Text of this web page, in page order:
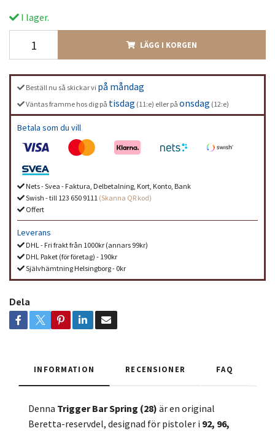
I lager.
LÄGG I KORGEN
Beställ nu så skickar vi på måndag
Väntas framme hos dig på tisdag (11:e) eller på onsdag (12:e)
Betala som du vill
Nets - Svea - Faktura, Delbetalning, Kort, Konto, Bank
Swish - till 123 650 9111 (Skanna QR kod)
Offert
Leverans
DHL - Fri frakt från 1000kr (annars 99kr)
DHL Paket (för företag) - 190kr
Självhämtning Helsingborg - 0kr
Dela
INFORMATION RECENSIONER FAQ
Denna Trigger Bar Spring (28) är en original
Beretta-reservdel, designad för pistoler i 92, 96,